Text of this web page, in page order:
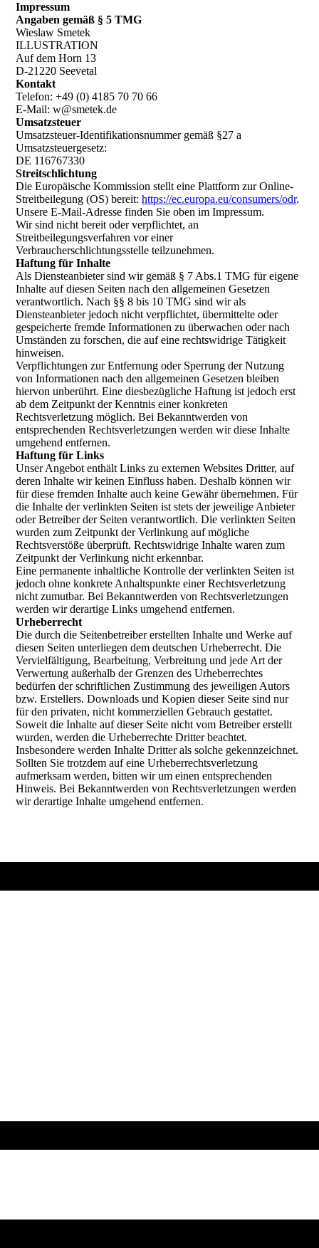
Impressum
Angaben gemäß § 5 TMG
Wieslaw Smetek
ILLUSTRATION
Auf dem Horn 13
D-21220 Seevetal
Kontakt
Telefon: +49 (0) 4185 70 70 66
E-Mail: w@smetek.de
Umsatzsteuer
Umsatzsteuer-Identifikationsnummer gemäß §27 a
Umsatzsteuergesetz:
DE 116767330
Streitschlichtung
Die Europäische Kommission stellt eine Plattform zur Online-
Streitbeilegung (OS) bereit:https://ec.europa.eu/consumers/odr.
Unsere E-Mail-Adresse finden Sie oben im Impressum.
Wir sind nicht bereit oder verpflichtet, an
Streitbeilegungsverfahren vor einer
Verbraucherschlichtungsstelle teilzunehmen.
Haftung für Inhalte
Als Diensteanbieter sind wir gemäß § 7 Abs.1 TMG für eigene
Inhalte auf diesen Seiten nach den allgemeinen Gesetzen
verantwortlich. Nach §§ 8 bis 10 TMG sind wir als
Diensteanbieter jedoch nicht verpflichtet, übermittelte oder
gespeicherte fremde Informationen zu überwachen oder nach
Umständen zu forschen, die auf eine rechtswidrige Tätigkeit
hinweisen.
Verpflichtungen zur Entfernung oder Sperrung der Nutzung
von Informationen nach den allgemeinen Gesetzen bleiben
hiervon unberührt. Eine diesbezügliche Haftung ist jedoch erst
ab dem Zeitpunkt der Kenntnis einer konkreten
Rechtsverletzung möglich. Bei Bekanntwerden von
entsprechenden Rechtsverletzungen werden wir diese Inhalte
umgehend entfernen.
Haftung für Links
Unser Angebot enthält Links zu externen Websites Dritter, auf
deren Inhalte wir keinen Einfluss haben. Deshalb können wir
für diese fremden Inhalte auch keine Gewähr übernehmen. Für
die Inhalte der verlinkten Seiten ist stets der jeweilige Anbieter
oder Betreiber der Seiten verantwortlich. Die verlinkten Seiten
wurden zum Zeitpunkt der Verlinkung auf mögliche
Rechtsverstöße überprüft. Rechtswidrige Inhalte waren zum
Zeitpunkt der Verlinkung nicht erkennbar.
Eine permanente inhaltliche Kontrolle der verlinkten Seiten ist
jedoch ohne konkrete Anhaltspunkte einer Rechtsverletzung
nicht zumutbar. Bei Bekanntwerden von Rechtsverletzungen
werden wir derartige Links umgehend entfernen.
Urheberrecht
Die durch die Seitenbetreiber erstellten Inhalte und Werke auf
diesen Seiten unterliegen dem deutschen Urheberrecht. Die
Vervielfältigung, Bearbeitung, Verbreitung und jede Art der
Verwertung außerhalb der Grenzen des Urheberrechtes
bedürfen der schriftlichen Zustimmung des jeweiligen Autors
bzw. Erstellers. Downloads und Kopien dieser Seite sind nur
für den privaten, nicht kommerziellen Gebrauch gestattet.
Soweit die Inhalte auf dieser Seite nicht vom Betreiber erstellt
wurden, werden die Urheberrechte Dritter beachtet.
Insbesondere werden Inhalte Dritter als solche gekennzeichnet.
Sollten Sie trotzdem auf eine Urheberrechtsverletzung
aufmerksam werden, bitten wir um einen entsprechenden
Hinweis. Bei Bekanntwerden von Rechtsverletzungen werden
wir derartige Inhalte umgehend entfernen.